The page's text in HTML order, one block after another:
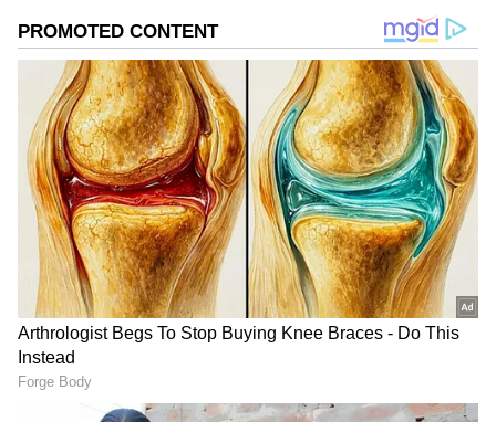
2
7